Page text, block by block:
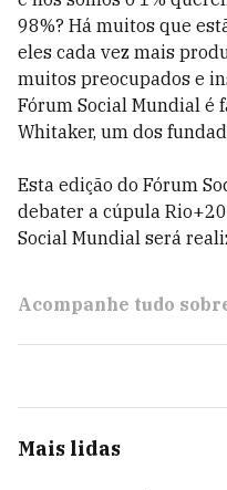
98%? Há muitos que
eles cada vez mais
muitos preocupados e
Fórum Social Mundial é
Whitaker, um dos
Esta edição do Fórum
debater a cúpula
Social Mundial será
Acompanhe tudo
Mais lidas